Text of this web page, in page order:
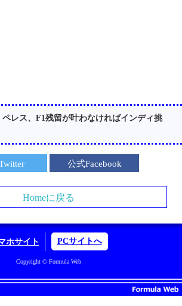
ペレス、F1残留が叶わなければインディ挑
公式Facebook
Homeに戻る
ホサイト PCサイトへ
Copyright © Formula Web